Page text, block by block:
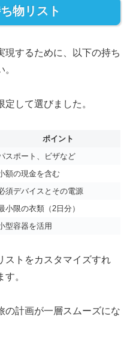
物リスト
現するために、以下の持ち
して選びました。
ポイント
スポート、ビザなど
額の現金を含む
須デバイスとその電源
小限の衣類（2日分）
型容器を活用
ストをカスタマイズすれ
。
の計画が一層スムーズにな